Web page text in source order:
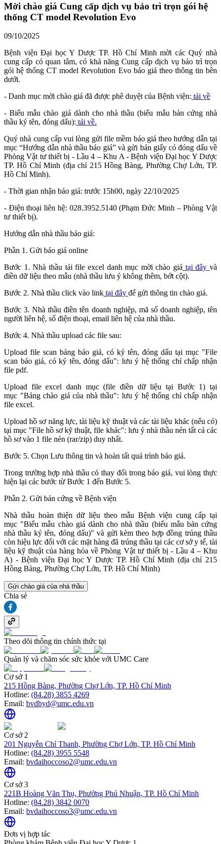
Mời chào giá Cung cấp dịch vụ bảo trì trọn gói hệ
thống CT model Revolution Evo
09/10/2025
Bệnh viện Đại học Y Dược TP. Hồ Chí Minh mời các Quý nhà
cung cấp có quan tâm, có khả năng Cung cấp dịch vụ bảo trì trọn
gói hệ thống CT model Revolution Evo báo giá theo thông tin bên
dưới.
- Danh mục mời chào giá đã được phê duyệt của Bệnh viện: tải về
- Biểu mẫu chào giá dành cho nhà thầu (biểu mẫu bản cứng nhà
thầu ký tên, đóng dấu): tải về.
Quý nhà cung cấp vui lòng gửi file mềm báo giá theo hướng dẫn tại
mục “Hướng dẫn nhà thầu báo giá” và gửi bản giấy có đóng dấu về
Phòng Vật tư thiết bị - Lầu 4 – Khu A - Bệnh viện Đại học Y Dược
TP. Hồ Chí Minh (địa chỉ 215 Hồng Bàng, Phường Chợ Lớn, TP.
Hồ Chí Minh).
- Thời gian nhận báo giá: trước 15h00, ngày 22/10/2025
- Điện thoại liên hệ: 028.3952.5140 (Phạm Đức Minh – Phòng Vật
tư thiết bị).
Hướng dẫn nhà thầu báo giá:
Phần 1. Gửi báo giá online
Bước 1. Nhà thầu tải file excel danh mục mời chào giá tại đây và
điền dữ liệu theo mẫu (nhà thầu lưu ý không thêm, bớt cột).
Bước 2. Nhà thầu click vào link tại đây để gửi thông tin chào giá.
Bước 3. Nhà thầu điền tên doanh nghiệp, mã số doanh nghiệp, tên
người liên hệ, số điện thoại, email liên hệ của nhà thầu.
Bước 4. Nhà thầu upload các file sau:
Upload file scan bảng báo giá, có ký tên, đóng dấu tại mục "File
scan báo giá, có ký tên, đóng dấu": lưu ý hệ thống chỉ chấp nhận
file pdf.
Upload file excel danh mục (file điền dữ liệu tại Bước 1) tại
mục "Bảng chào giá của nhà thầu": lưu ý hệ thống chỉ chấp nhận
file excel.
Upload hồ sơ năng lực, tài liệu kỹ thuật và các tài liệu khác (nếu có)
tại mục "File hồ sơ kỹ thuật, file khác": lưu ý nhà thầu nén tất cả các
hồ sơ vào 1 file nén (rar/zip) duy nhất.
Bước 5. Chọn Lưu thông tin và hoàn tất quá trình báo giá.
Trong trường hợp nhà thầu có thay đổi trong báo giá, vui lòng thực
hiện lại các bước từ Bước 1 đến Bước 5.
Phần 2. Gửi bản cứng về Bệnh viện
Nhà thầu hoàn thiện dữ liệu theo mẫu Bệnh viện cung cấp tại
mục "Biểu mẫu chào giá dành cho nhà thầu (biểu mẫu bản cứng
nhà thầu ký tên, đóng dấu)" và gửi kèm theo hợp đồng trúng thầu
còn hiệu lực đối với các mặt hàng đã trúng thầu tại các cơ sở y tế, tài
liệu kỹ thuật của hàng hóa về Phòng Vật tư thiết bị - Lầu 4 – Khu
A) - Bệnh viện Đại học Y Dược TP. Hồ Chí Minh (địa chỉ 215
Hồng Bàng, Phường Chợ Lớn, TP. Hồ Chí Minh)
Gửi chào giá của nhà thầu
Chia sẻ
Theo dõi thông tin chính thức tại
Quản lý và chăm sóc sức khỏe với UMC Care
Cơ sở 1
215 Hồng Bàng, Phường Chợ Lớn, TP. Hồ Chí Minh
Hotline: (84.28) 3855 4269
Email: bvdhyd@umc.edu.vn
Cơ sở 2
201 Nguyễn Chí Thanh, Phường Chợ Lớn, TP. Hồ Chí Minh
Hotline: (84.28) 3955 5548
Email: bvdaihoccoso2@umc.edu.vn
Cơ sở 3
221B Hoàng Văn Thụ, Phường Phú Nhuận, TP. Hồ Chí Minh
Hotline: (84.28) 3842 0070
Email: bvdaihoccoso3@umc.edu.vn
Đơn vị hợp tác